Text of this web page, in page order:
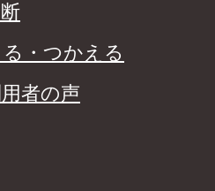
・つかえる
者の声